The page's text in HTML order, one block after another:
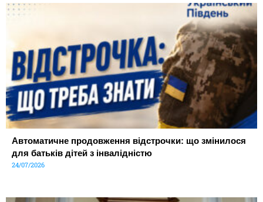
Автоматичне продовження відстрочки: що змінилося
для батьків дітей з інвалідністю
24/07/2026